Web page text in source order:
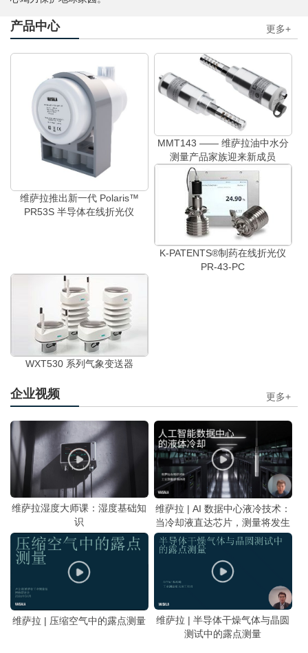
产品中心 更多+
维萨拉推出新一代 Polaris™
PR53S 半导体在线折光仪
MMT143 —— 维萨拉油中水分
测量产品家族迎来新成员
K-PATENTS®制药在线折光仪
PR-43-PC
WXT530 系列气象变送器
企业视频 更多+
维萨拉湿度大师课：湿度基础知
识
维萨拉 | AI 数据中心液冷技术：
当冷却液直达芯片，测量将发生
哪些变化？
维萨拉 | 压缩空气中的露点测量
维萨拉 | 半导体干燥气体与晶圆
测试中的露点测量